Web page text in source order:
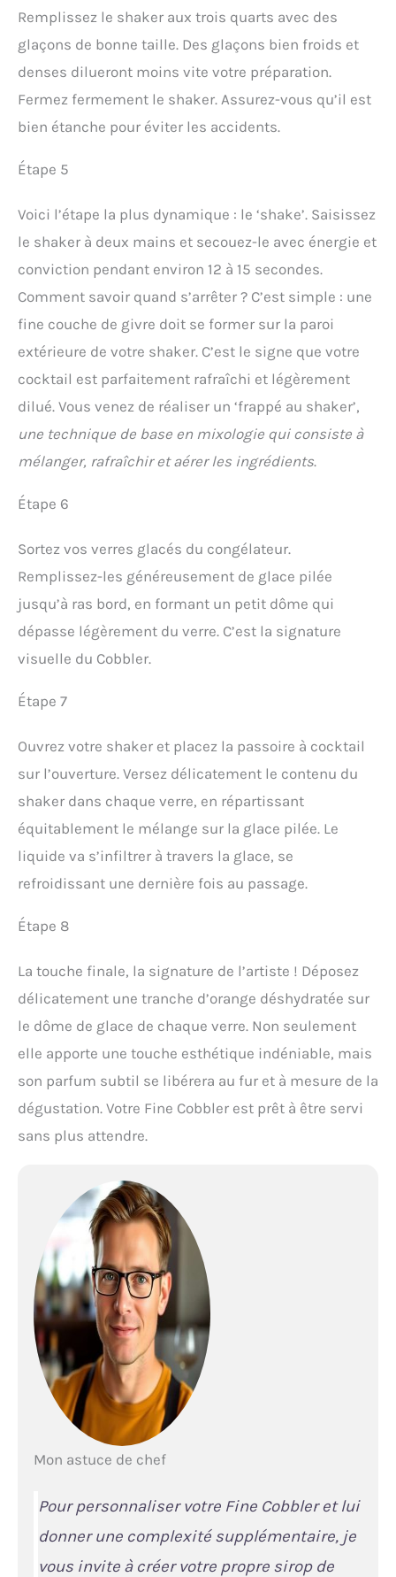
Remplissez le shaker aux trois quarts avec des
glaçons de bonne taille. Des glaçons bien froids et
denses dilueront moins vite votre préparation.
Fermez fermement le shaker. Assurez-vous qu’il est
bien étanche pour éviter les accidents.
Étape 5
Voici l’étape la plus dynamique : le ‘shake’. Saisissez
le shaker à deux mains et secouez-le avec énergie et
conviction pendant environ 12 à 15 secondes.
Comment savoir quand s’arrêter ? C’est simple : une
fine couche de givre doit se former sur la paroi
extérieure de votre shaker. C’est le signe que votre
cocktail est parfaitement rafraîchi et légèrement
dilué. Vous venez de réaliser un ‘frappé au shaker’,
une technique de base en mixologie qui consiste à
mélanger, rafraîchir et aérer les ingrédients.
Étape 6
Sortez vos verres glacés du congélateur.
Remplissez-les généreusement de glace pilée
jusqu’à ras bord, en formant un petit dôme qui
dépasse légèrement du verre. C’est la signature
visuelle du Cobbler.
Étape 7
Ouvrez votre shaker et placez la passoire à cocktail
sur l’ouverture. Versez délicatement le contenu du
shaker dans chaque verre, en répartissant
équitablement le mélange sur la glace pilée. Le
liquide va s’infiltrer à travers la glace, se
refroidissant une dernière fois au passage.
Étape 8
La touche finale, la signature de l’artiste ! Déposez
délicatement une tranche d’orange déshydratée sur
le dôme de glace de chaque verre. Non seulement
elle apporte une touche esthétique indéniable, mais
son parfum subtil se libérera au fur et à mesure de la
dégustation. Votre Fine Cobbler est prêt à être servi
sans plus attendre.
Mon astuce de chef
Pour personnaliser votre Fine Cobbler et lui
donner une complexité supplémentaire, je
vous invite à créer votre propre sirop de